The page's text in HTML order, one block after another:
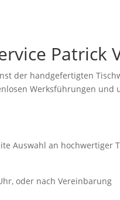
Patrick
der handgefertigten
Werksführungen und
Auswahl an hochwertiger
oder nach Vereinbarung